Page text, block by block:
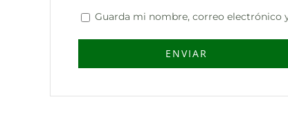
Guarda mi nombre, correo electrónico